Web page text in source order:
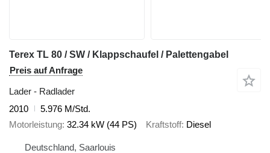
Terex TL 80 / SW / Klappschaufel / Palettengabel
Preis auf Anfrage
Lader - Radlader
2010
5.976 M/Std.
Motorleistung 32.34 kW (44 PS) Kraftstoff Diesel
Deutschland, Saarlouis